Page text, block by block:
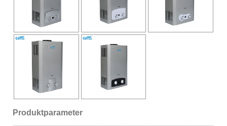
Produktparameter